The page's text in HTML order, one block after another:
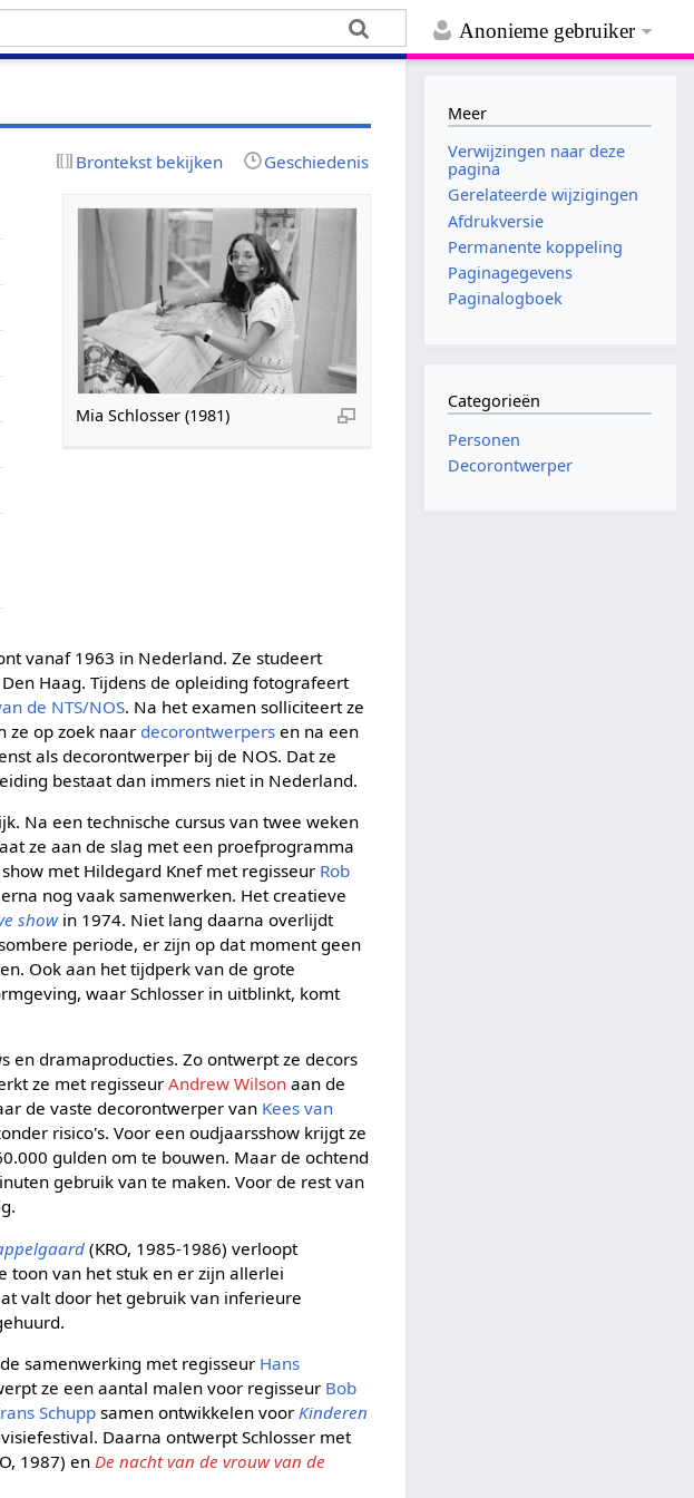
Anonieme gebruiker
Brontekst bekijken Geschiedenis
Mia Schlosser (1981)
vanaf 1963 in Nederland. Ze studeert
Haag. Tijdens de opleiding fotografeert
de NTS/NOS. Na het examen solliciteert ze
ze op zoek naar decorontwerpers en na een
als decorontwerper bij de NOS. Dat ze
bestaat dan immers niet in Nederland.
Na een technische cursus van twee weken
ze aan de slag met een proefprogramma
met Hildegard Knef met regisseur Rob
nog vaak samenwerken. Het creatieve
showin 1974. Niet lang daarna overlijdt
periode, er zijn op dat moment geen
Ook aan het tijdperk van de grote
waar Schlosser in uitblinkt, komt
en dramaproducties. Zo ontwerpt ze decors
ze met regisseurAndrew Wilson aan de
de vaste decorontwerper van Kees van
risico's. Voor een oudjaarsshow krijgt ze
gulden om te bouwen. Maar de ochtend
gebruik van te maken. Voor de rest van
(KRO, 1985-1986) verloopt
toon van het stuk en er zijn allerlei
valt door het gebruik van inferieure
samenwerking met regisseur Hans
ze een aantal malen voor regisseur Bob
Schuppsamen ontwikkelen voor Kinderen
Daarna ontwerpt Schlosser met
1987) en De nacht van de vrouw van de
Meer
Verwijzingen naar deze
pagina
Gerelateerde wijzigingen
Afdrukversie
Permanente koppeling
Paginagegevens
Paginalogboek
Categorieën
Personen
Decorontwerper